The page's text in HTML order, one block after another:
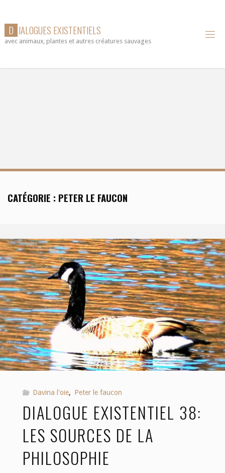
content
D IALOGUES EXISTENTIELS
avec animaux, plantes et autres créatures sauvages
CATÉGORIE : PETER LE FAUCON
Davina l'oie, Peter le faucon
DIALOGUE EXISTENTIEL 38:
LES SOURCES DE LA
PHILOSOPHIE